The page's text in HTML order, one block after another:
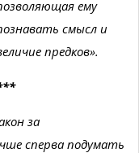
ему
смысл и
предков».
за
сперва подумать